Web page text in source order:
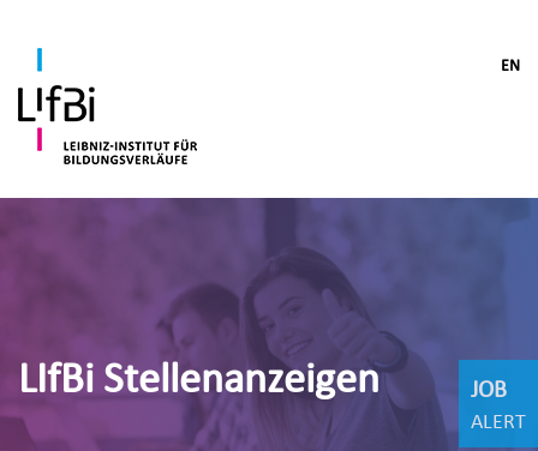
EN
LIfBi Stellenanzeigen JOB
ALERT